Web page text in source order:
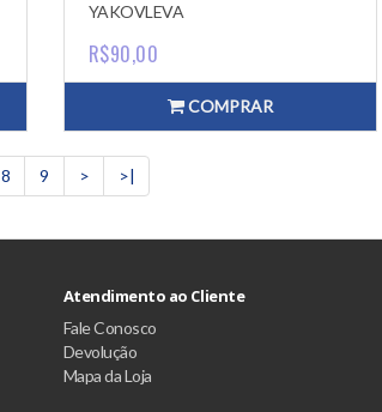
YAKOVLEVA
R$90,00
COMPRAR
8 9 > >|
Atendimento ao Cliente
Fale Conosco
Devolução
Mapa da Loja